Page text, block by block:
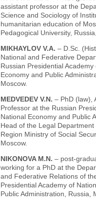
assistant professor at the
Science and Sociology of
humanitarian education of
Pedagogical University,
MIKHAYLOV V.A. – D.Sc.
National and Federative
Russian Presidential Academy
Economy and Public
Moscow.
MEDVEDEV V.N. – PhD (law),
Professor at the Russian
National Economy and Public
Head of the Legal
Region Ministry of Social
Moscow.
NIKONOVA M.N. – post-
working for a PhD at the
and Federative Relations of
Presidential Academy of
Public Administration, Russia,